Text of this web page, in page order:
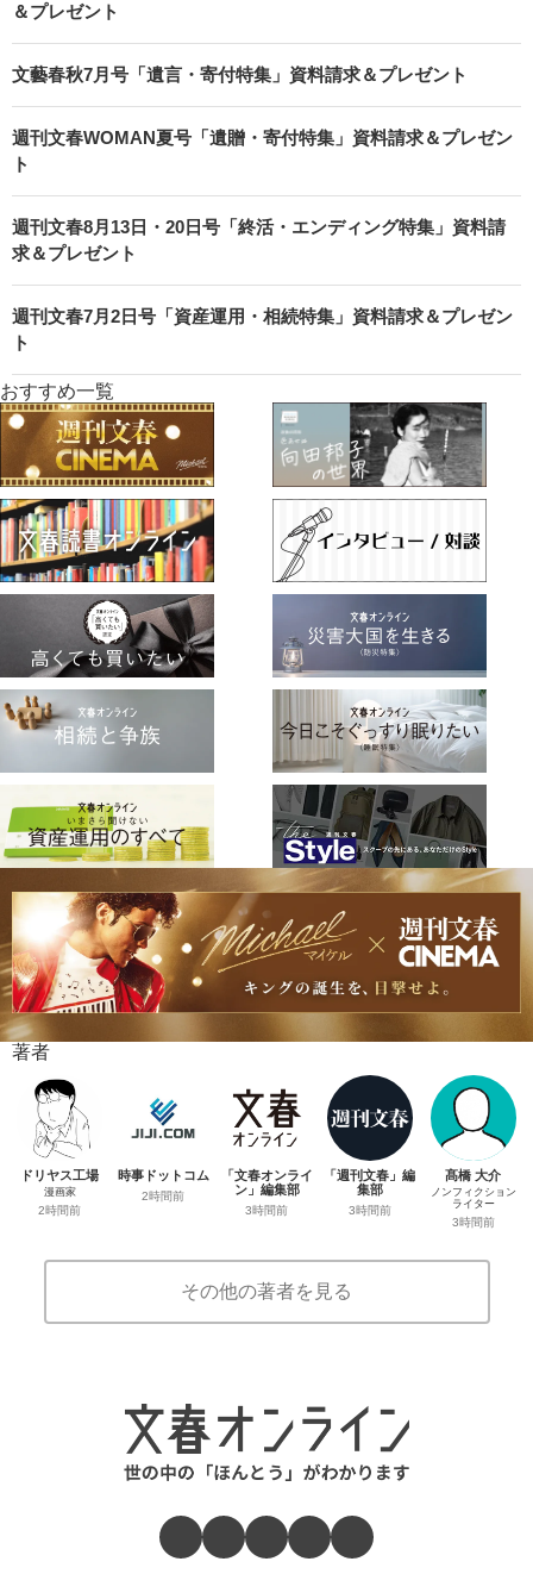
＆プレゼント
文藝春秋7月号「遺言・寄付特集」資料請求＆プレゼント
週刊文春WOMAN夏号「遺贈・寄付特集」資料請求＆プレゼン
ト
週刊文春8月13日・20日号「終活・エンディング特集」資料請
求＆プレゼント
週刊文春7月2日号「資産運用・相続特集」資料請求＆プレゼン
ト
おすすめ一覧
著者
ドリヤス工場
漫画家
2時間前
時事ドットコム
2時間前
「文春オンライ
ン」編集部
3時間前
「週刊文春」編
集部
3時間前
髙橋 大介
ノンフィクション
ライター
3時間前
その他の著者を見る